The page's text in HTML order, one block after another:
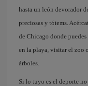
hasta un león devorador
preciosas y tótems.
de Chicago donde
en la playa, visitar el zoo
árboles.
Si lo tuyo es el deporte no